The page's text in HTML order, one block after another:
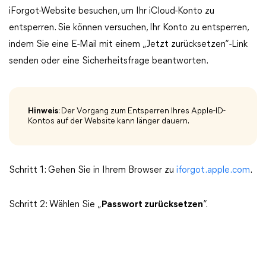
iForgot-Website besuchen, um Ihr iCloud-Konto zu
entsperren. Sie können versuchen, Ihr Konto zu entsperren,
indem Sie eine E-Mail mit einem „Jetzt zurücksetzen“-Link
senden oder eine Sicherheitsfrage beantworten.
Hinweis: Der Vorgang zum Entsperren Ihres Apple-ID-
Kontos auf der Website kann länger dauern.
Schritt 1: Gehen Sie in Ihrem Browser zu iforgot.apple.com.
Schritt 2: Wählen Sie „ Passwort zurücksetzen“.